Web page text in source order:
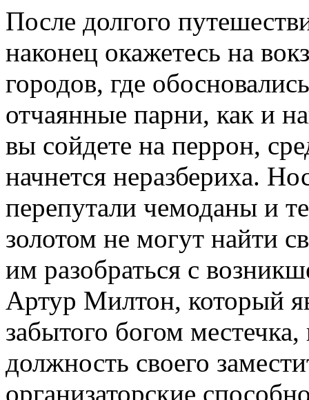
После долгого
наконец окажетесь на
городов, где
отчаянные парни, как и
вы сойдете на перрон,
начнется неразбериха.
перепутали чемоданы и
золотом не могут найти
им разобраться с
Артур Милтон, который
забытого богом
должность своего
организаторские